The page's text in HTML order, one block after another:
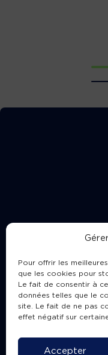
Pour offrir les
que les cookies pour
Le fait de consentir à
données telles que le
site. Le fait de ne pas
effet négatif sur
Accepter